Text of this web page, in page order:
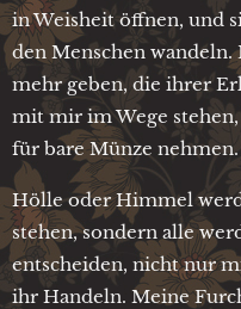
in Weisheit öffnen, und
den Menschen wandeln.
mehr geben, die ihrer
mit mir im Wege
für bare Münze nehmen.
Hölle oder Himmel
stehen, sondern alle
entscheiden, nicht nur
ihr Handeln. Meine